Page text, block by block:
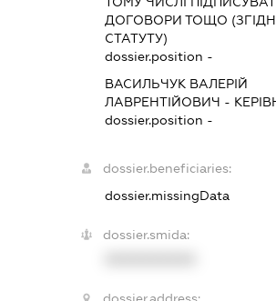
ДОГОВОРИ ТОЩО
СТАТУТУ)
dossier.position -
ВАСИЛЬЧУК ВАЛЕРІЙ
ЛАВРЕНТІЙОВИЧ -
dossier.position -
dossier.beneficiaries:
dossier.missingData
dossier.smida:
dossier.address: